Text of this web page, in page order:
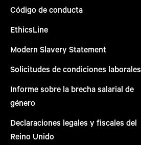
Código de conducta
EthicsLine
Modern Slavery Statement
Solicitudes de condiciones laborales
Informe sobre la brecha salarial de
género
Declaraciones legales y fiscales del
Reino Unido